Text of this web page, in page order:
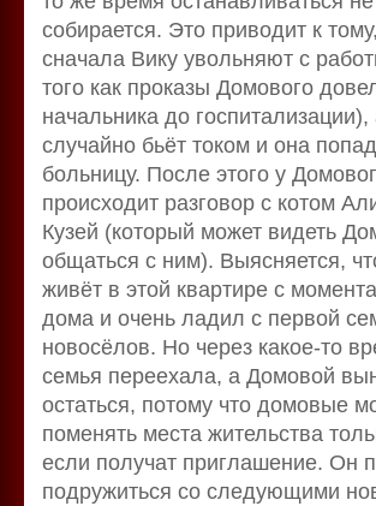
собирается. Это приводит к
сначала Вику увольняют с
того как проказы Домового
начальника до
случайно бьёт током и она
больницу. После этого у
происходит разговор с котом
Кузей (который может видеть
общаться с ним). Выясняется,
живёт в этой квартире с
дома и очень ладил с первой
новосёлов. Но через какое-то
семья переехала, а Домовой
остаться, потому что домовые
поменять места жительства
если получат приглашение. Он
подружиться со следующими